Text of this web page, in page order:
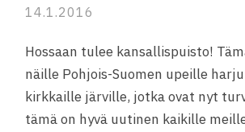
14.1.2016
Hossaan tulee kansallispuisto!
näille Pohjois-Suomen upeille
kirkkaille järville, jotka ovat nyt
tämä on hyvä uutinen kaikille